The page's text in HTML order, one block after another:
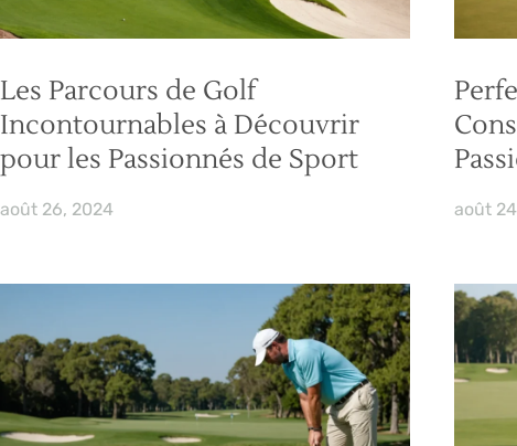
Les Parcours de Golf
Incontournables à Découvrir
pour les Passionnés de Sport
août 26, 2024 août